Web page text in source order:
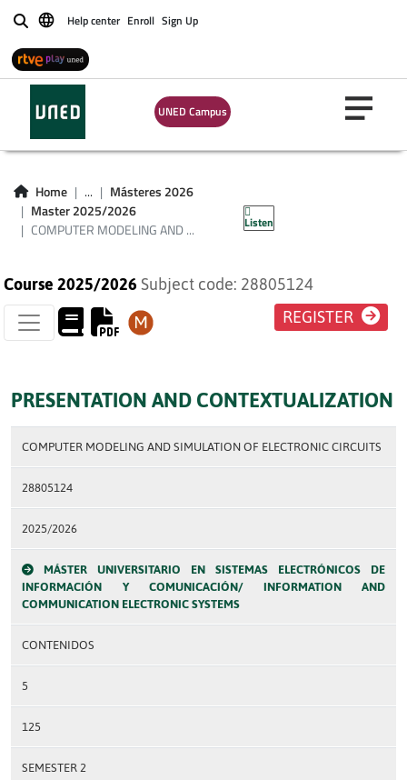
BuscarHelp center Enroll Sign Up
UNED Campus
Home ...
Másteres 2026
Master 2025/2026
COMPUTER MODELING AND ...
Listen
COMPUTER
MODELING AND
SIMULATION OF
ELECTRONIC
CIRCUITS
Course 2025/2026 Subject code: 28805124
REGISTER
PRESENTATION AND CONTEXTUALIZATION
COMPUTER MODELING AND SIMULATION OF ELECTRONIC CIRCUITS
28805124
2025/2026
MÁSTER UNIVERSITARIO EN SISTEMAS ELECTRÓNICOS DE
INFORMACIÓN Y COMUNICACIÓN/ INFORMATION AND
COMMUNICATION ELECTRONIC SYSTEMS
CONTENIDOS
5
125
SEMESTER 2